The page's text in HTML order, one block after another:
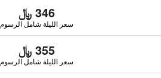
346 ﷼
سعر الليلة شامل الرسوم
355 ﷼
سعر الليلة شامل الرسوم